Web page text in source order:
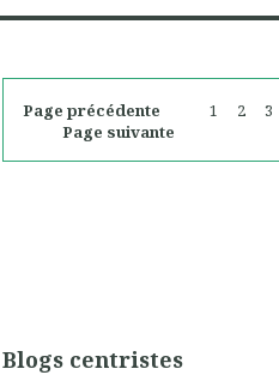
Blogs centristes
Page précédente 1 2 3
Page suivante